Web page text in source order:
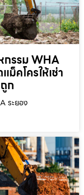
กรรม WHA
ม็คโครให้เช่า
ก
ระยอง